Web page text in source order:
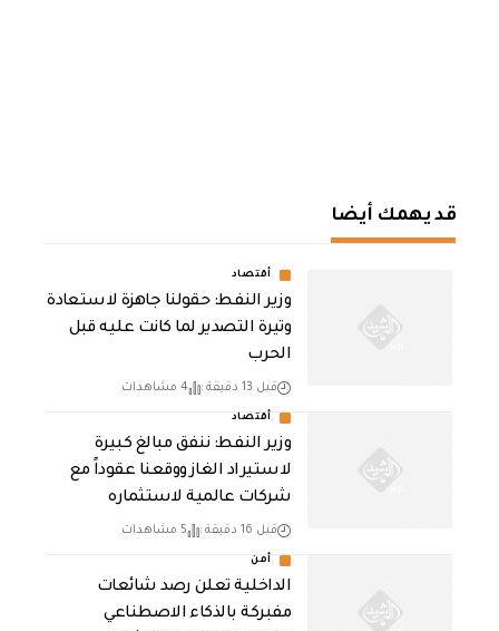
قد يهمك أيضا
أقتصاد
وزير النفط: حقولنا جاهزة لاستعادة
وتيرة التصدير لما كانت عليه قبل
الحرب
قبل 13 دقيقة 4 مشاهدات
أقتصاد
وزير النفط: ننفق مبالغ كبيرة
لاستيراد الغاز ووقعنا عقوداً مع
شركات عالمية لاستثماره
قبل 16 دقيقة 5 مشاهدات
أمن
الداخلية تعلن رصد شائعات
مفبركة بالذكاء الاصطناعي